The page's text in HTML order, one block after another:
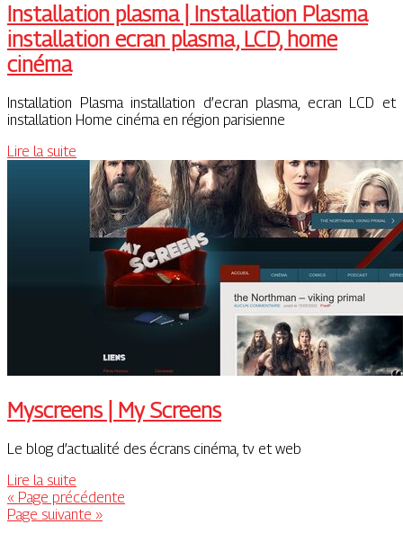
Instal­la­tion plasma | Instal­la­tion Plasma
instal­la­tion ecran plasma, LCD, home
cinéma
Installation Plasma installation d’ecran plasma, ecran LCD et
installation Home cinéma en région parisienne
Lire la suite
Myscreens | My Screens
Le blog d’actualité des écrans cinéma, tv et web
Lire la suite
« Page précédente
Page suivante »